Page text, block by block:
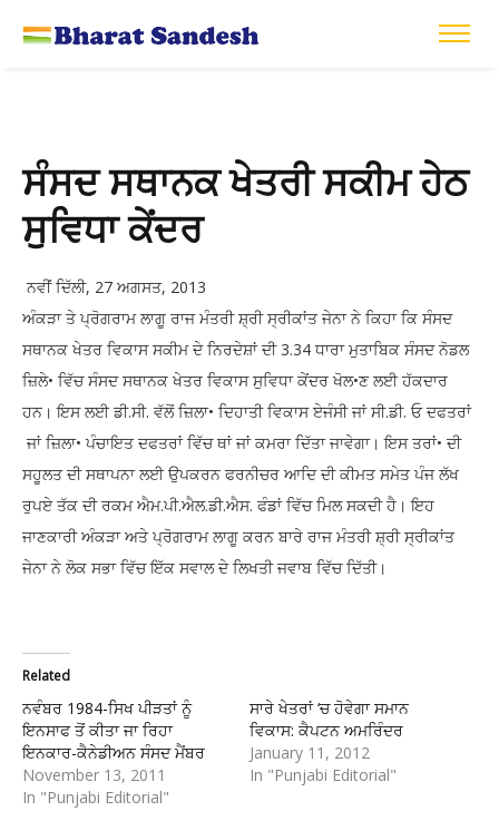
ਸੰਸਦ ਸਥਾਨਕ ਖੇਤਰੀ ਸਕੀਮ ਹੇਠ
ਸੁਵਿਧਾ ਕੇਂਦਰ
ਨਵੀਂ ਦਿੱਲੀ, 27 ਅਗਸਤ, 2013
ਅੰਕੜਾ ਤੇ ਪ੍ਰੋਗਰਾਮ ਲਾਗੂ ਰਾਜ ਮੰਤਰੀ ਸ਼੍ਰੀ ਸ੍ਰੀਕਾਂਤ ਜੇਨਾ ਨੇ ਕਿਹਾ ਕਿ ਸੰਸਦ
ਸਥਾਨਕ ਖੇਤਰ ਵਿਕਾਸ ਸਕੀਮ ਦੇ ਨਿਰਦੇਸ਼ਾਂ ਦੀ 3.34 ਧਾਰਾ ਮੁਤਾਬਿਕ ਸੰਸਦ ਨੋਡਲ
ਜ਼ਿਲੇ• ਵਿੱਚ ਸੰਸਦ ਸਥਾਨਕ ਖੇਤਰ ਵਿਕਾਸ ਸੁਵਿਧਾ ਕੇਂਦਰ ਖੋਲ•ਣ ਲਈ ਹੱਕਦਾਰ
ਹਨ। ਇਸ ਲਈ ਡੀ.ਸੀ. ਵੱਲੋਂ ਜ਼ਿਲਾ• ਦਿਹਾਤੀ ਵਿਕਾਸ ਏਜੰਸੀ ਜਾਂ ਸੀ.ਡੀ. ਓ ਦਫਤਰਾਂ
ਜਾਂ ਜ਼ਿਲਾ• ਪੰਚਾਇਤ ਦਫਤਰਾਂ ਵਿੱਚ ਥਾਂ ਜਾਂ ਕਮਰਾ ਦਿੱਤਾ ਜਾਵੇਗਾ। ਇਸ ਤਰਾਂ• ਦੀ
ਸਹੂਲਤ ਦੀ ਸਥਾਪਨਾ ਲਈ ਉਪਕਰਨ ਫਰਨੀਚਰ ਆਦਿ ਦੀ ਕੀਮਤ ਸਮੇਤ ਪੰਜ ਲੱਖ
ਰੁਪਏ ਤੱਕ ਦੀ ਰਕਮ ਐਮ.ਪੀ.ਐਲ.ਡੀ.ਐਸ. ਫੰਡਾਂ ਵਿੱਚ ਮਿਲ ਸਕਦੀ ਹੈ। ਇਹ
ਜਾਣਕਾਰੀ ਅੰਕੜਾ ਅਤੇ ਪ੍ਰੋਗਰਾਮ ਲਾਗੂ ਕਰਨ ਬਾਰੇ ਰਾਜ ਮੰਤਰੀ ਸ਼੍ਰੀ ਸ੍ਰੀਕਾਂਤ
ਜੇਨਾ ਨੇ ਲੋਕ ਸਭਾ ਵਿੱਚ ਇੱਕ ਸਵਾਲ ਦੇ ਲਿਖਤੀ ਜਵਾਬ ਵਿੱਚ ਦਿੱਤੀ।
Related
ਨਵੰਬਰ 1984-ਸਿਖ ਪੀੜਤਾਂ ਨੂੰ
ਇਨਸਾਫ ਤੋਂ ਕੀਤਾ ਜਾ ਰਿਹਾ
ਇਨਕਾਰ-ਕੈਨੇਡੀਅਨ ਸੰਸਦ ਮੈਂਬਰ
November 13, 2011
In "Punjabi Editorial"
ਸਾਰੇ ਖੇਤਰਾਂ ‘ਚ ਹੋਵੇਗਾ ਸਮਾਨ
ਵਿਕਾਸ: ਕੈਪਟਨ ਅਮਰਿੰਦਰ
January 11, 2012
In "Punjabi Editorial"